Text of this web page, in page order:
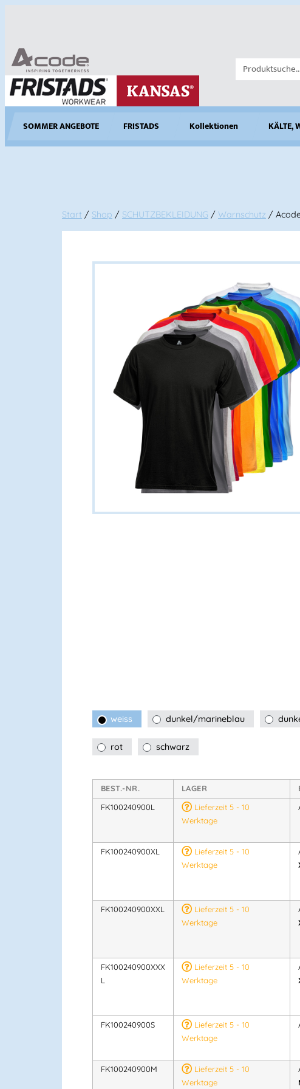
SOMMER ANGEBOTE FRISTADS Kollektionen KÄLTE,
Start / Shop / SCHUTZBEKLEIDUNG / Warnschutz /
BEST.-NR. LAGER
FK100240900L
Lieferzeit 5 - 10
Werktage
FK100240900XL
Lieferzeit 5 - 10
Werktage
FK100240900XXL
Lieferzeit 5 - 10
Werktage
FK100240900XXX
L
Lieferzeit 5 - 10
Werktage
FK100240900S
Lieferzeit 5 - 10
Werktage
FK100240900M
Lieferzeit 5 - 10
Werktage
weiss dunkel/marineblau
rot schwarz